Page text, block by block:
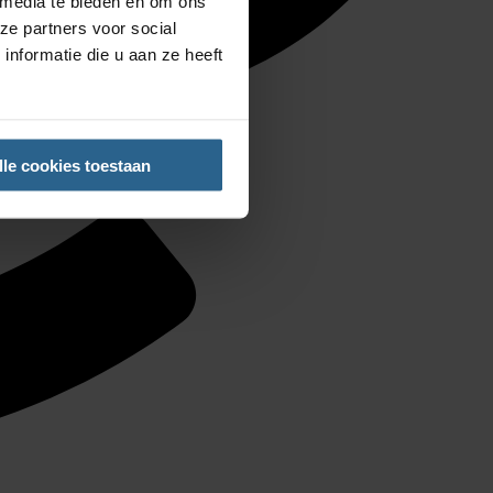
partners voor social
die u aan ze heeft
cookies toestaan